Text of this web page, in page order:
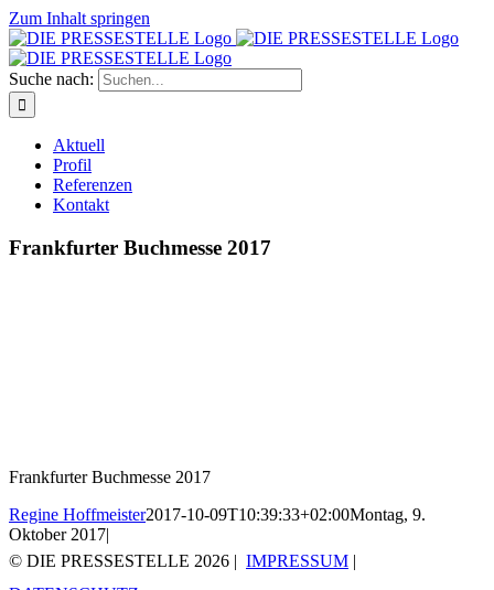
Zum Inhalt springen
Suche nach:
Aktuell
Profil
Referenzen
Kontakt
Frankfurter Buchmesse 2017
Frankfurter Buchmesse 2017
Regine Hoffmeister2017-10-09T10:39:33+02:00Montag, 9.
Oktober 2017|
© DIE PRESSESTELLE 2026 | IMPRESSUM |